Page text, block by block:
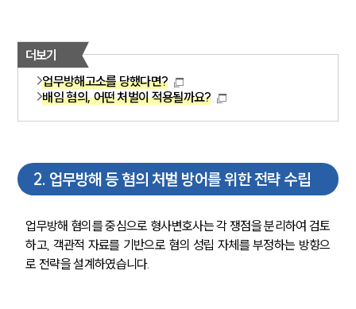
더보기
업무방해고소를 당했다면?
배임 혐의, 어떤 처벌이 적용될까요?
2. 업무방해 등 혐의 처벌 방어를 위한 전략 수립
업무방해 혐의를 중심으로 형사변호사는 각 쟁점을 분리하여 검토
하고, 객관적 자료를 기반으로 혐의 성립 자체를 부정하는 방향으
로 전략을 설계하였습니다.